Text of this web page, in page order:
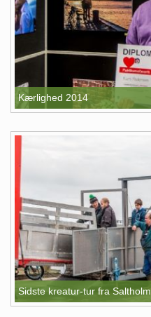
Kærlighed 2014
Sidste kreatur-tur fra Saltholm